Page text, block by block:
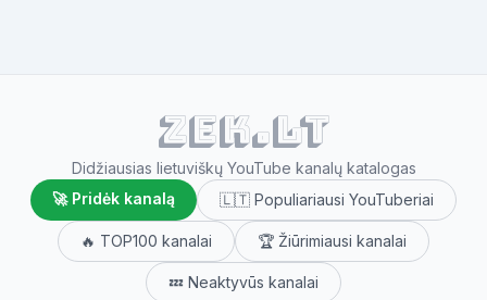
ZEK.lt
Didžiausias lietuviškų YouTube kanalų katalogas
🚀 Pridėk kanalą
🇱🇹 Populiariausi YouTuberiai
🔥 TOP100 kanalai 🏆 Žiūrimiausi kanalai
💤 Neaktyvūs kanalai